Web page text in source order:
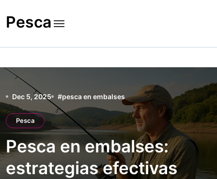
to
content
Pesca
Dec 5, 2025 #pesca en embalses
Pesca
Pesca en embalses:
estrategias efectivas